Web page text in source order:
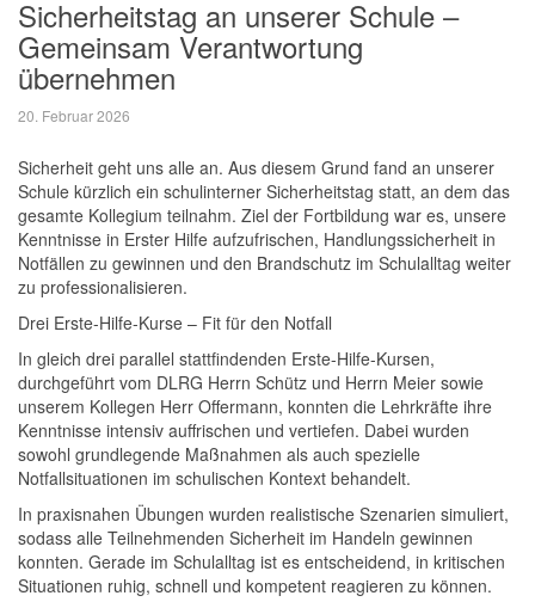
Sicherheitstag an unserer Schule –
Gemeinsam Verantwortung
übernehmen
20. Februar 2026
Sicherheit geht uns alle an. Aus diesem Grund fand an unserer
Schule kürzlich ein schulinterner Sicherheitstag statt, an dem das
gesamte Kollegium teilnahm. Ziel der Fortbildung war es, unsere
Kenntnisse in Erster Hilfe aufzufrischen, Handlungssicherheit in
Notfällen zu gewinnen und den Brandschutz im Schulalltag weiter
zu professionalisieren.
Drei Erste-Hilfe-Kurse – Fit für den Notfall
In gleich drei parallel stattfindenden Erste-Hilfe-Kursen,
durchgeführt vom DLRG Herrn Schütz und Herrn Meier sowie
unserem Kollegen Herr Offermann, konnten die Lehrkräfte ihre
Kenntnisse intensiv auffrischen und vertiefen. Dabei wurden
sowohl grundlegende Maßnahmen als auch spezielle
Notfallsituationen im schulischen Kontext behandelt.
In praxisnahen Übungen wurden realistische Szenarien simuliert,
sodass alle Teilnehmenden Sicherheit im Handeln gewinnen
konnten. Gerade im Schulalltag ist es entscheidend, in kritischen
Situationen ruhig, schnell und kompetent reagieren zu können.